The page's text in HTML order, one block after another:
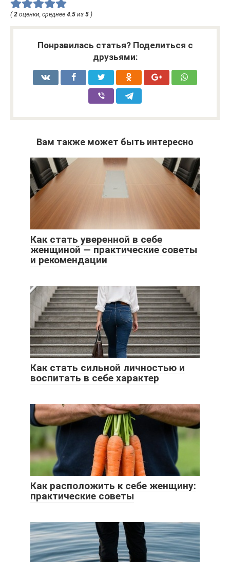
(2 оценки, среднее 4.5 из 5 )
Понравилась статья? Поделиться с
друзьями:
Вам также может быть интересно
Как стать уверенной в себе
женщиной — практические советы
и рекомендации
Как стать сильной личностью и
воспитать в себе характер
Как расположить к себе женщину:
практические советы